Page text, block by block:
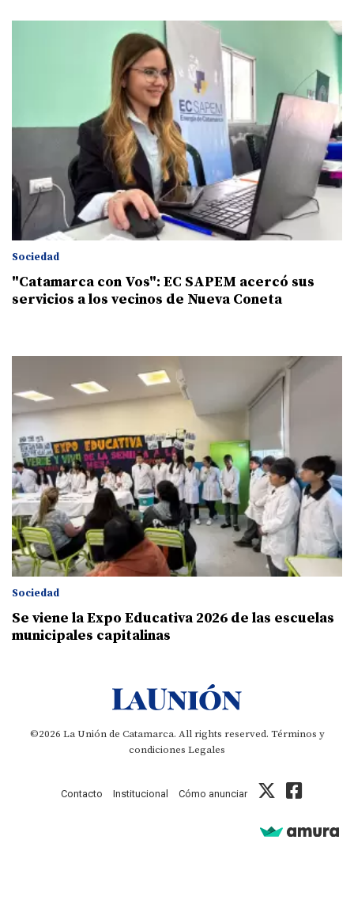
Sociedad
"Catamarca con Vos": EC SAPEM acercó sus
servicios a los vecinos de Nueva Coneta
Sociedad
Se viene la Expo Educativa 2026 de las escuelas
municipales capitalinas
©2026 La Unión de Catamarca. All rights reserved. Términos y
condiciones Legales
Contacto Institucional Cómo anunciar